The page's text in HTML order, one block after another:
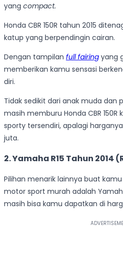
yang compact.
Honda CBR 150R tahun 2015
katup yang berpendingin cairan.
Dengan tampilan full fairing yang
memberikan kamu sensasi
diri.
Tidak sedikit dari anak muda dan
masih memburu Honda CBR
sporty tersendiri, apalagi
juta.
2. Yamaha R15 Tahun 2014
Pilihan menarik lainnya buat
motor sport murah adalah
masih bisa kamu dapatkan di